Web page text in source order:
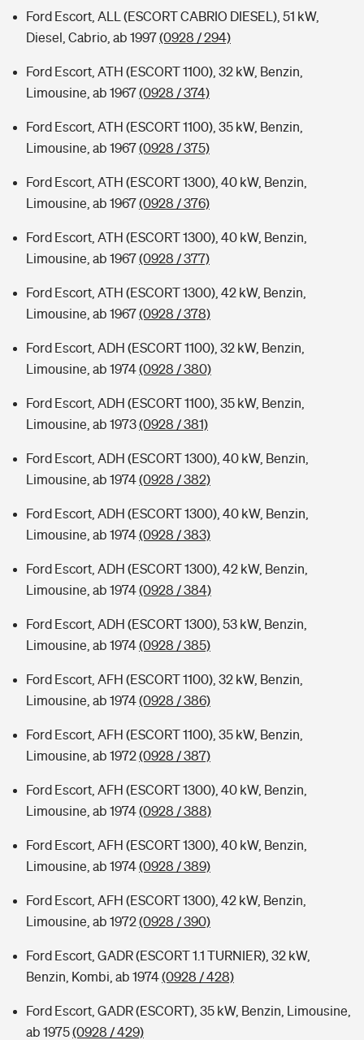
Wer versichert was: Jetzt Versicherer finden
Sie haben Fragen?
Musikinstrumentenversicherung
Zur Übersicht
Tools
Kinderunfall-Check: Mehr Sicherheit für deine Kids
Sie haben Fragen?
Ford Escort, ALL (ESCORT CABRIO DIESEL), 51 kW,
Diesel, Cabrio, ab 1997(0928 / 294)
Ford Escort, ATH (ESCORT 1100), 32 kW, Benzin,
Limousine, ab 1967(0928 / 374)
Ford Escort, ATH (ESCORT 1100), 35 kW, Benzin,
Limousine, ab 1967(0928 / 375)
Ford Escort, ATH (ESCORT 1300), 40 kW, Benzin,
Limousine, ab 1967(0928 / 376)
Ford Escort, ATH (ESCORT 1300), 40 kW, Benzin,
Limousine, ab 1967(0928 / 377)
Ford Escort, ATH (ESCORT 1300), 42 kW, Benzin,
Limousine, ab 1967(0928 / 378)
Ford Escort, ADH (ESCORT 1100), 32 kW, Benzin,
Limousine, ab 1974(0928 / 380)
Ford Escort, ADH (ESCORT 1100), 35 kW, Benzin,
Limousine, ab 1973(0928 / 381)
Ford Escort, ADH (ESCORT 1300), 40 kW, Benzin,
Limousine, ab 1974(0928 / 382)
Ford Escort, ADH (ESCORT 1300), 40 kW, Benzin,
Limousine, ab 1974(0928 / 383)
Ford Escort, ADH (ESCORT 1300), 42 kW, Benzin,
Limousine, ab 1974(0928 / 384)
Ford Escort, ADH (ESCORT 1300), 53 kW, Benzin,
Limousine, ab 1974(0928 / 385)
Ford Escort, AFH (ESCORT 1100), 32 kW, Benzin,
Limousine, ab 1974(0928 / 386)
Ford Escort, AFH (ESCORT 1100), 35 kW, Benzin,
Limousine, ab 1972(0928 / 387)
Ford Escort, AFH (ESCORT 1300), 40 kW, Benzin,
Limousine, ab 1974(0928 / 388)
Ford Escort, AFH (ESCORT 1300), 40 kW, Benzin,
Limousine, ab 1974(0928 / 389)
Ford Escort, AFH (ESCORT 1300), 42 kW, Benzin,
Limousine, ab 1972(0928 / 390)
Ford Escort, GADR (ESCORT 1.1 TURNIER), 32 kW,
Benzin, Kombi, ab 1974(0928 / 428)
Ford Escort, GADR (ESCORT), 35 kW, Benzin, Limousine,
ab 1975(0928 / 429)